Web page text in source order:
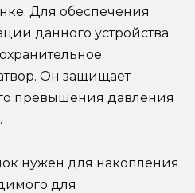
Для обеспечения
данного устройства
Он защищает
превышения давления
нужен для накопления
для